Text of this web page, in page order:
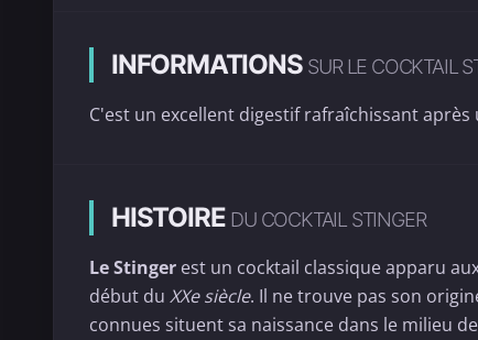
INFORMATIONS SUR LE COCKTAIL
C'est un excellent digestif rafraîchissant après
HISTOIRE DU COCKTAIL STINGER
Le Stinger est un cocktail classique apparu
début du XXe siècle. Il ne trouve pas son
connues situent sa naissance dans le milieu